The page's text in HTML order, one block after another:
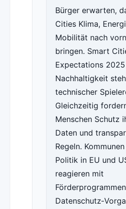
Bürger erwarten,
Cities Klima,
Mobilität nach
bringen. Smart
Expectations
Nachhaltigkeit
technischer
Gleichzeitig
Menschen Schutz
Daten und
Regeln.
Politik in EU und
reagieren mit